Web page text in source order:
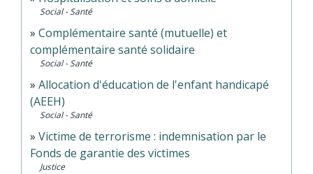
Social - Santé
Complémentaire santé (mutuelle) et
complémentaire santé solidaire
Social - Santé
Allocation d'éducation de l'enfant handicapé
(AEEH)
Social - Santé
Victime de terrorisme : indemnisation par le
Fonds de garantie des victimes
Justice